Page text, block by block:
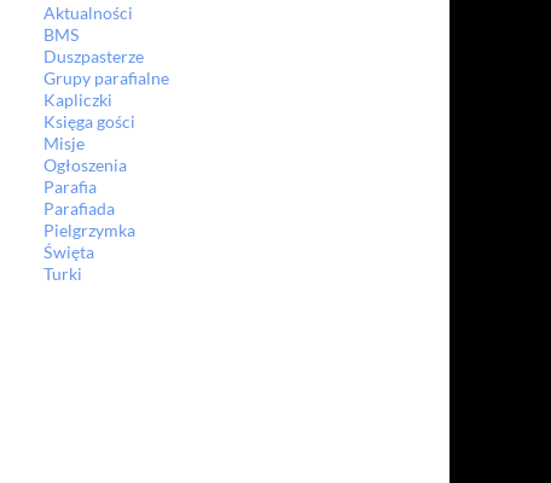
Aktualności
BMS
Duszpasterze
Grupy parafialne
Kapliczki
Księga gości
Misje
Ogłoszenia
Parafia
Parafiada
Pielgrzymka
Święta
Turki